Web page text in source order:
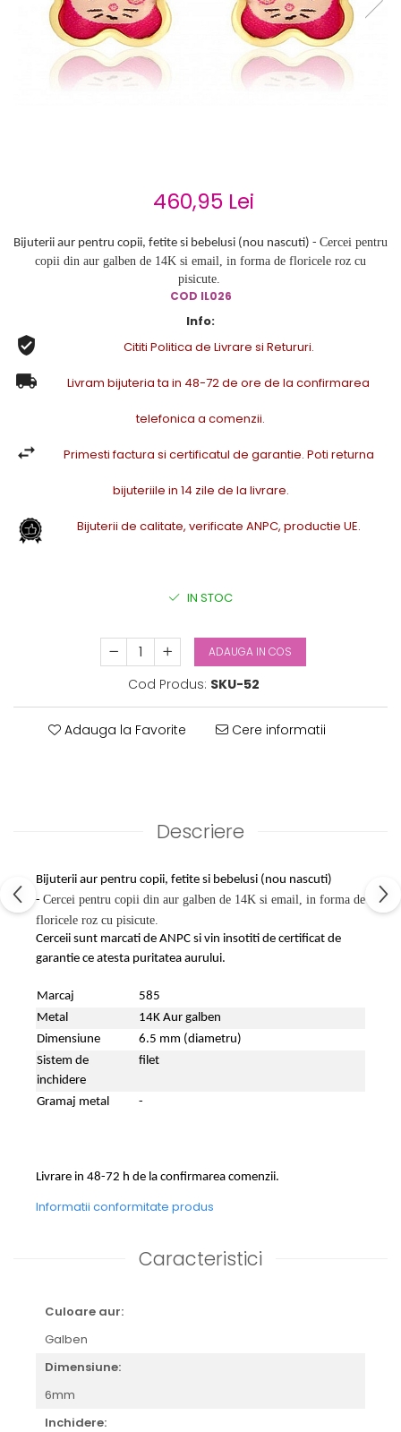
Cercei de aur lungi cu lant
Cercei din aur tortite
Cercei din aur alb
Cercei aur cu surub
460,95 Lei
Bijuterii aur pentru copii, fetite si bebelusi (nou nascuti) - Cercei pentru
copii din aur galben de 14K si email, in forma de floricele roz cu
pisicute.
COD IL026
Info:
Cititi Politica de Livrare si Retururi.
Livram bijuteria ta in 48-72 de ore de la confirmarea
telefonica a comenzii.
Primesti factura si certificatul de garantie. Poti returna
bijuteriile in 14 zile de la livrare.
Bijuterii de calitate, verificate ANPC, productie UE.
IN STOC
ADAUGA IN COS
Cod Produs: SKU-52
Adauga la Favorite Cere informatii
Descriere
Bijuterii aur pentru copii, fetite si bebelusi (nou nascuti)
- Cercei pentru copii din aur galben de 14K si email, in forma de
floricele roz cu pisicute.
Cerceii sunt marcati de ANPC si vin insotiti de certificat de
garantie ce atesta puritatea aurului.
Marcaj
585
Metal
14K Aur galben
Dimensiune
6.5 mm (diametru)
Sistem de
inchidere
filet
Gramaj metal -
Livrare in 48-72 h de la confirmarea comenzii.
Informatii conformitate produs
Caracteristici
Culoare aur:
Galben
Dimensiune:
6mm
Inchidere: